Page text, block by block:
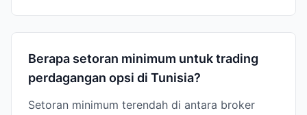
Berapa setoran minimum untuk trading
perdagangan opsi di Tunisia?
Setoran minimum terendah di antara broker